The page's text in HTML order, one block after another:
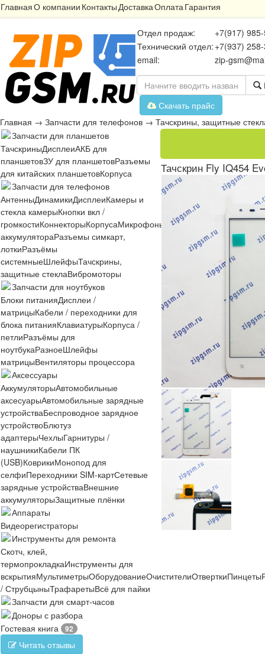
ГлавнаяО компании КонтактыДоставкаОплатаГарантия
Отдел продаж:
+7(917)
Технический отдел: +7(937)
email:
zip-
Скачать прайс
Главная → Запчасти для телефонов → Тачскрины, защитные
Запчасти для планшетов
ТачскриныДисплеиАКБ для
планшетовЗУ для планшетовРазъемы
для китайских планшетовКорпуса
Запчасти для телефонов
АнтенныДинамикиДисплеиКамеры и
стекла камерыКнопки вкл /
громкостиКоннекторыКорпусаМикрофоны Микросхемы Платы
аккумулятораРазъемы симкарт,
лоткиРазъёмы
системныеШлейфыТачскрины,
защитные стеклаВибромоторы
Запчасти для ноутбуков
Блоки питанияДисплеи /
матрицыКабели / переходники для
блока питанияКлавиатурыКорпуса /
петлиРазъёмы для
ноутбукаРазноеШлейфы
матрицыВентиляторы процессора
Аксессуары
АккумуляторыАвтомобильные
аксесуарыАвтомобильные зарядные
устройстваБеспроводное зарядное
устройствоБлютуз
адаптерыЧехлыГарнитуры /
наушникиКабели ПК
(USB)КоврикиМонопод для
селфиПереходники SIM-картСетевые
зарядные устройстваВнешние
аккумуляторыЗащитные плёнки
Аппараты
Видеорегистраторы
Инструменты для ремонта
Скотч, клей,
термопрокладкаИнструменты для
вскрытияМультиметрыОборудованиеОчистителиОтверткиПинцеты
/ СтрубцыныТрафаретыВсё для пайки
Запчасти для смарт-часов
Доноры с разбора
Гостевая книга
92
Читать отзывы
Тачскрин Fly IQ454